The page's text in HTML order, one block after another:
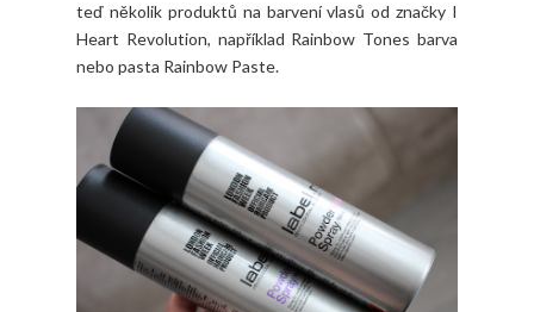
teď několik produktů na barvení vlasů od značky I
Heart Revolution, například Rainbow Tones barva
nebo pasta Rainbow Paste.